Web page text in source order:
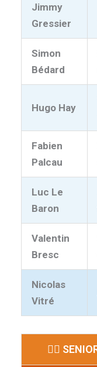
Jimmy
Gressier
Simon
Bédard
Hugo Hay
Fabien
Palcau
Luc Le
Baron
Valentin
Bresc
Nicolas
Vitré
🏃‍♀️